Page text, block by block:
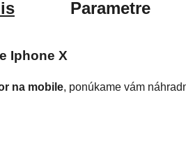
Parametre
Iphone X
na mobile, ponúkame vám